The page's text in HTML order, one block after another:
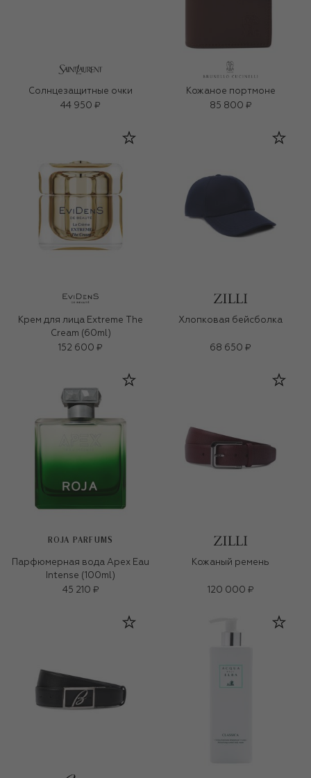
Солнцезащитные очки
44 950 ₽
Кожаное портмоне
85 800 ₽
Крем для лица Extreme The
Cream (60ml)
152 600 ₽
Хлопковая бейсболка
68 650 ₽
ROJA PARFUMS
Парфюмерная вода Apex Eau
Intense (100ml)
45 210 ₽
Кожаный ремень
120 000 ₽